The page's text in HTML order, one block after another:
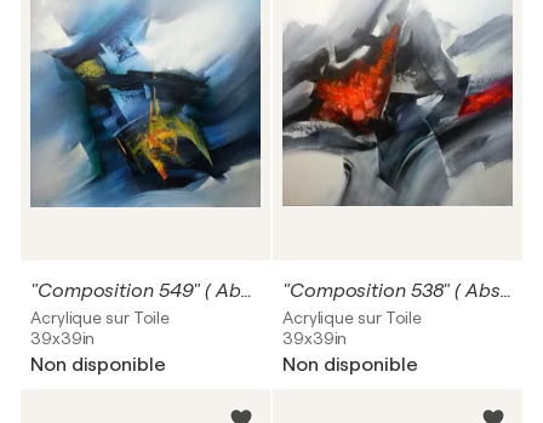
"Composition 549" ( Abstraction lyrique )
Acrylique sur Toile
39x39in
Non disponible
"Composition 538" ( Abstraction lyrique )
Acrylique sur Toile
39x39in
Non disponible